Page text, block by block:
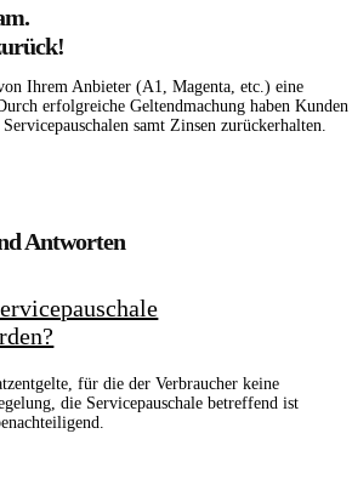
Ihrem Anbieter (A1, Magenta, etc.) eine
erfolgreiche Geltendmachung haben Kunden
samt Zinsen zurückerhalten.
Antworten
für die der Verbraucher keine
die Servicepauschale betreffend ist